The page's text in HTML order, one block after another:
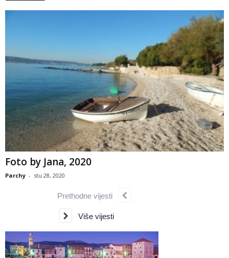
Foto by Jana, 2020
Parchy - stu 28, 2020
Prethodne vijesti
Više vijesti